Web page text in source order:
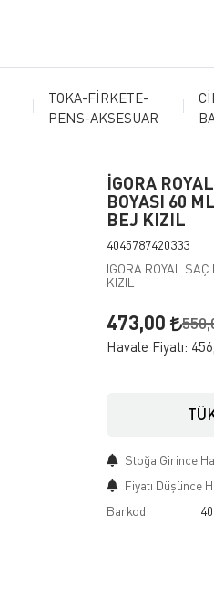
TOKA-FİRKETE-
PENS-AKSESUAR
İGORA
BOYASI 60
BEJ KIZIL
4045787420333
İGORA ROYAL
KIZIL
473,00
Havale Fiyatı:
Stoğa Girince
Fiyatı Düşünce
Barkod: